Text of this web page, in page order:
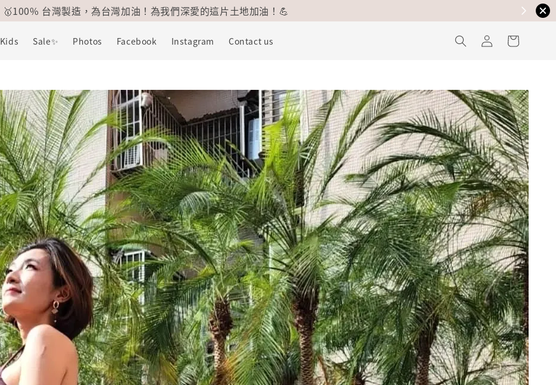
🥇100% 台灣製造，為台灣加油！為我們深愛的這片土地加油！💪
Kids Sale✨ Photos Facebook Instagram Contact us